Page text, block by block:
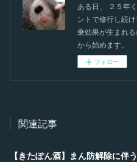
ある日、 ２５年
ントで修行し続
乗効果が生まれ
から始めます。
フォロー
関連記事
【きたぽん酒】まん防解除に伴